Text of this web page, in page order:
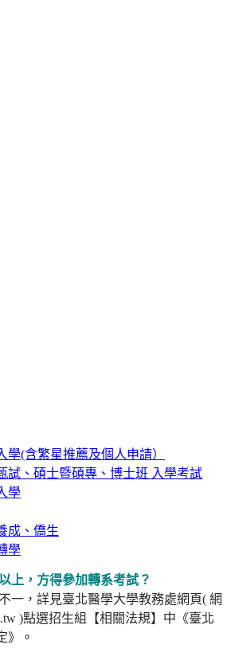
學(含繁星推薦及個人申請）
試、碩士暨碩專、博士班 入學考試
學
成、僑生
學
上，方得參加轉系考試？
一， 詳見臺北醫學大學教務處網頁( 網
)點選招生組【相關法規】中《臺北
。